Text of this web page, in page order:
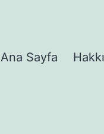
Ana Sayfa